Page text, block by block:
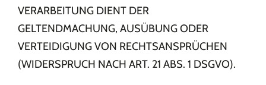
VERARBEITUNG DIENT DER
GELTENDMACHUNG, AUSÜBUNG ODER
VERTEIDIGUNG VON RECHTSANSPRÜCHEN
(WIDERSPRUCH NACH ART. 21 ABS. 1 DSGVO).